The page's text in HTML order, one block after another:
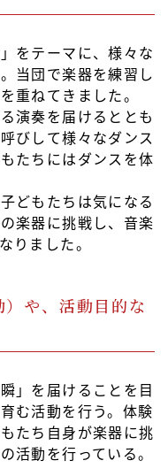
をテーマに、様々な
当団で楽器を練習し
重ねてきました。
演奏を届けるととも
びして様々なダンス
たちにはダンスを体
どもたちは気になる
楽器に挑戦し、音楽
りました。
や、活動目的な
」を届けることを目
む活動を行う。体験
たち自身が楽器に挑
活動を行っている。